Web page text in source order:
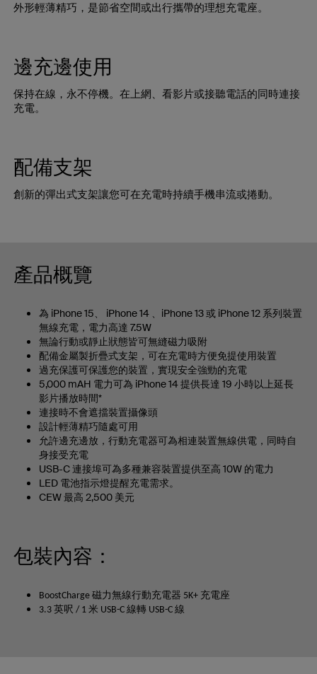
外形輕薄精巧，是節省空間或出行攜帶的理想充電座。
邊充邊使用
保持在線，永不停機。在上網、看影片或接聽電話的同時連接
充電。
配備支架
創新的彈出式支架讓您可在充電時持續手機串流或捲動。
產品概覽
為 iPhone 15、 iPhone 14 、iPhone 13 或 iPhone 12 系列裝置
無線充電，電力高達 7.5W
無論行動或靜止狀態皆可無縫磁力吸附
配備金屬製折疊式支架，可在充電時方便免提使用裝置
過充保護可保護您的裝置，實現安全強勁的充電
5,000 mAH 電力可為 iPhone 14 提供長達 19 小時以上延長
影片播放時間*
連接時不會遮擋裝置攝像頭
設計輕薄精巧隨處可用
允許邊充邊放，行動充電器可為相連裝置無線供電，同時自
身接受充電
USB-C 連接埠可為多種兼容裝置提供至高 10W 的電力
LED 電池指示燈提醒充電需求。
CEW 最高 2,500 美元
包裝內容：
BoostCharge 磁力無線行動充電器 5K+ 充電座
3.3 英呎 / 1 米 USB-C 線轉 USB-C 線